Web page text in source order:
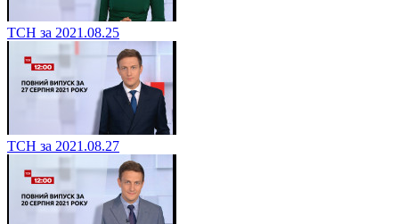
ТСН за 2021.08.25
ТСН за 2021.08.27